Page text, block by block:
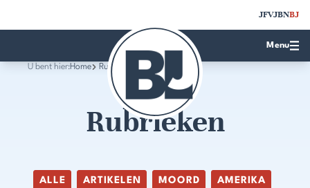
JFVJBNBJ
Menu
U bent hier:Home Rubrieken
Rubrieken
ALLE ARTIKELEN MOORD AMERIKA